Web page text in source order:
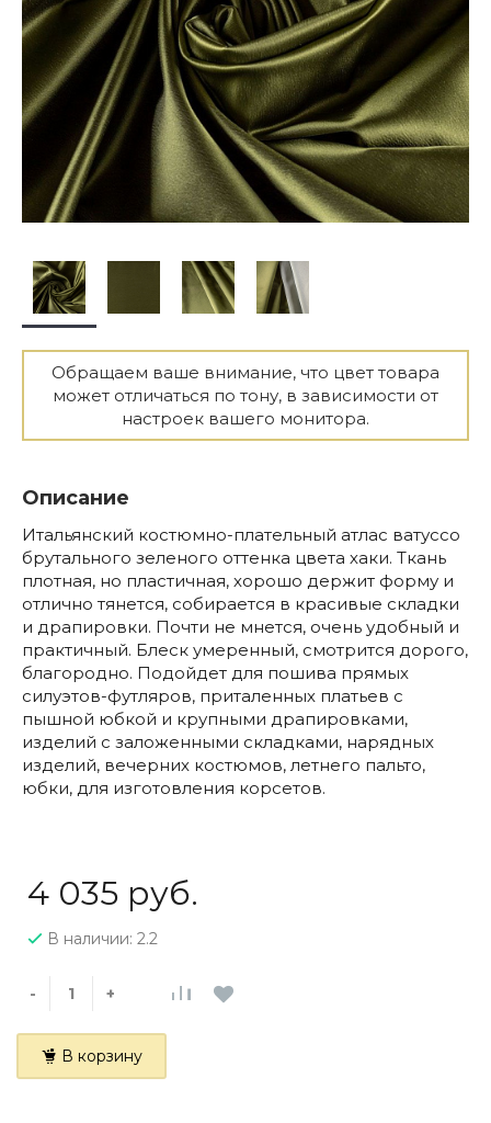
Обращаем ваше внимание, что цвет товара
может отличаться по тону, в зависимости от
настроек вашего монитора.
Описание
Итальянский костюмно-плательный атлас ватуссо
брутального зеленого оттенка цвета хаки. Ткань
плотная, но пластичная, хорошо держит форму и
отлично тянется, собирается в красивые складки
и драпировки. Почти не мнется, очень удобный и
практичный. Блеск умеренный, смотрится дорого,
благородно. Подойдет для пошива прямых
силуэтов-футляров, приталенных платьев с
пышной юбкой и крупными драпировками,
изделий с заложенными складками, нарядных
изделий, вечерних костюмов, летнего пальто,
юбки, для изготовления корсетов.
4 035 руб.
В наличии: 2.2
- +
В корзину